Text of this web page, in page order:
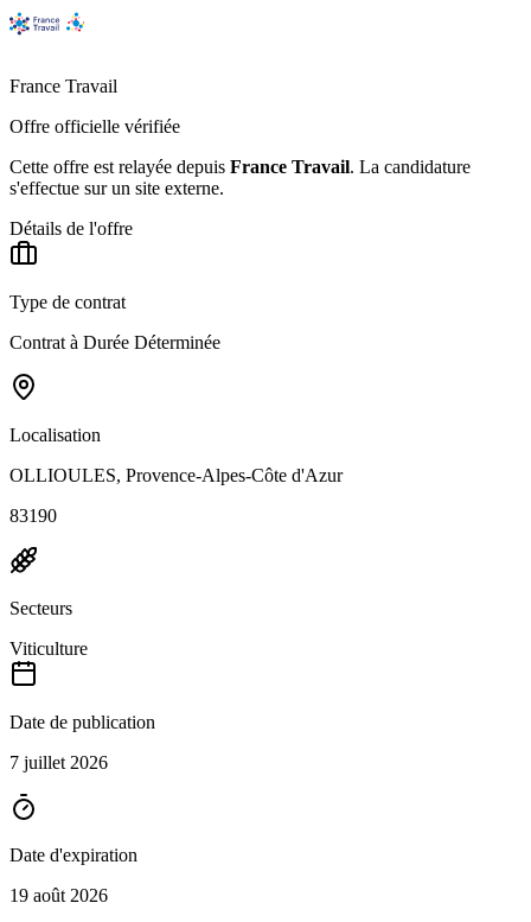
France Travail
Offre officielle vérifiée
Cette offre est relayée depuis France Travail. La candidature
s'effectue sur un site externe.
Détails de l'offre
Type de contrat
Contrat à Durée Déterminée
Localisation
OLLIOULES, Provence-Alpes-Côte d'Azur
83190
Secteurs
Viticulture
Date de publication
7 juillet 2026
Date d'expiration
19 août 2026